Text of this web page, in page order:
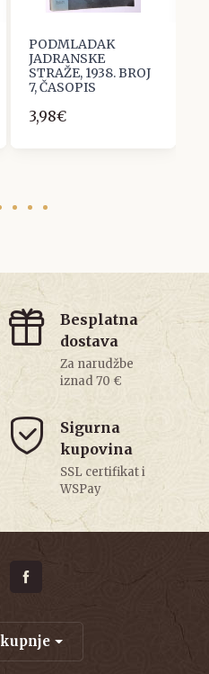
PODMLADAK
JADRANSKE
STRAŽE, 1938. BROJ
7, ČASOPIS
3,98€
Besplatna
dostava
Za narudžbe
iznad 70 €
Sigurna
kupovina
SSL certifikat i
WSPay